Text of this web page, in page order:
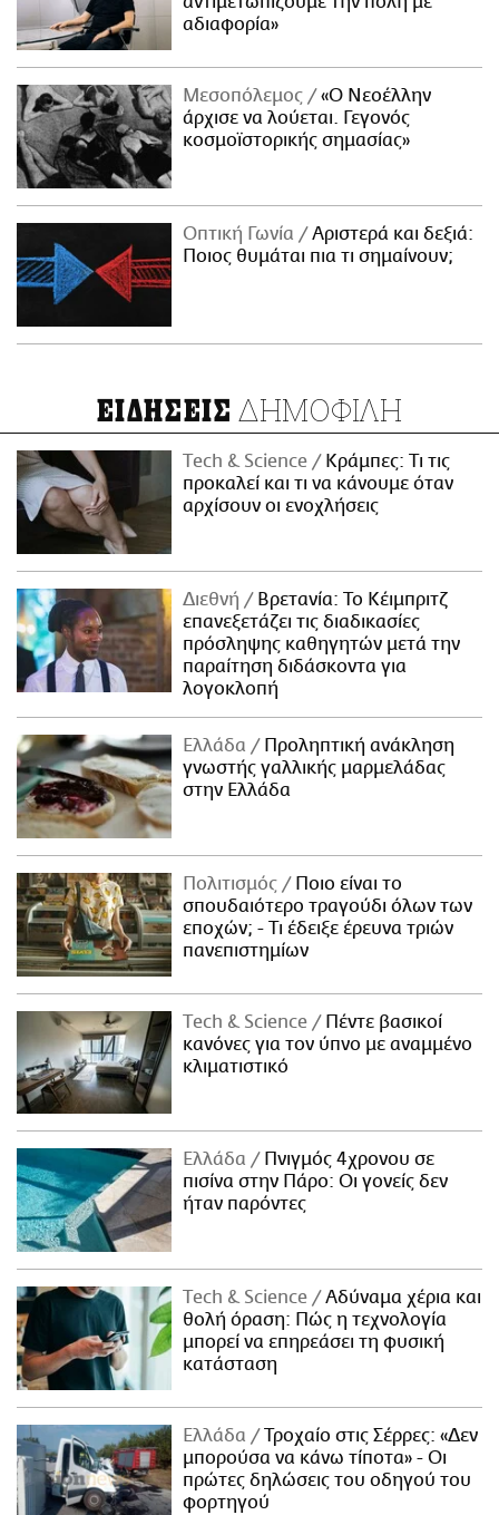
αδιαφορία»
Μεσοπόλεμος
«Ο Νεοέλλην
άρχισε να λούεται. Γεγονός
κοσμοϊστορικής σημασίας»
Οπτική Γωνία
Αριστερά και δεξιά:
Ποιος θυμάται πια τι σημαίνουν;
ΕΙΔΗΣΕΙΣ ΔΗΜΟΦΙΛΗ
Τech & Science
Κράμπες: Τι τις
προκαλεί και τι να κάνουμε όταν
αρχίσουν οι ενοχλήσεις
Διεθνή
Βρετανία: Το Κέιμπριτζ
επανεξετάζει τις διαδικασίες
πρόσληψης καθηγητών μετά την
παραίτηση διδάσκοντα για
λογοκλοπή
Ελλάδα
Προληπτική ανάκληση
γνωστής γαλλικής μαρμελάδας
στην Ελλάδα
Πολιτισμός
Ποιο είναι το
σπουδαιότερο τραγούδι όλων των
εποχών; - Τι έδειξε έρευνα τριών
πανεπιστημίων
Τech & Science
Πέντε βασικοί
κανόνες για τον ύπνο με αναμμένο
κλιματιστικό
Ελλάδα
Πνιγμός 4χρονου σε
πισίνα στην Πάρο: Οι γονείς δεν
ήταν παρόντες
Τech & Science
Αδύναμα χέρια και
θολή όραση: Πώς η τεχνολογία
μπορεί να επηρεάσει τη φυσική
κατάσταση
Ελλάδα
Τροχαίο στις Σέρρες: «Δεν
μπορούσα να κάνω τίποτα» - Οι
πρώτες δηλώσεις του οδηγού του
φορτηγού